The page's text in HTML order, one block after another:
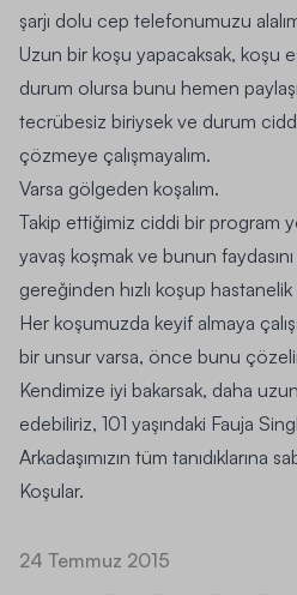
şarjı dolu cep telefonumuzu
Uzun bir koşu yapacaksak, koşu
durum olursa bunu hemen
tecrübesiz biriysek ve durum
çözmeye çalışmayalım.
Varsa gölgeden koşalım.
Takip ettiğimiz ciddi bir program
yavaş koşmak ve bunun
gereğinden hızlı koşup
Her koşumuzda keyif almaya
bir unsur varsa, önce bunu
Kendimize iyi bakarsak, daha
edebiliriz, 101 yaşındaki Fauja
Arkadaşımızın tüm tanıdıklarına
Koşular.
24 Temmuz 2015